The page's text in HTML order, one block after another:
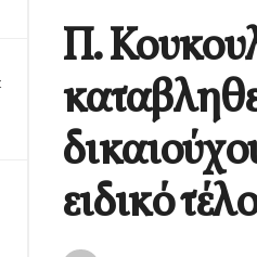
Π.
ειδικό